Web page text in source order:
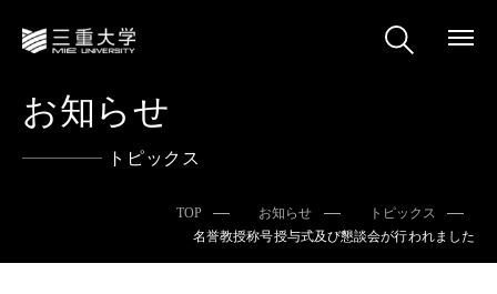
お知らせ
トピックス
TOP お知らせ
トピックス
名誉教授称号授与式及び懇談会が行われました